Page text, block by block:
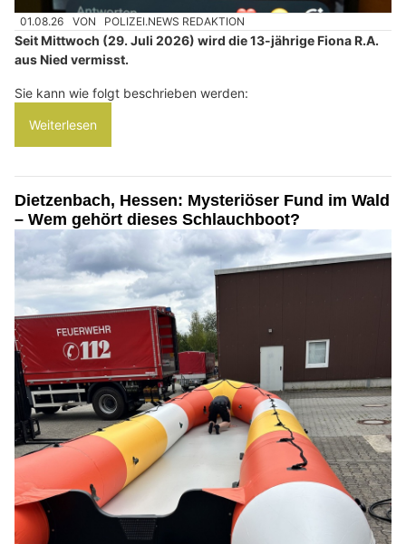
01.08.26 VON POLIZEI.NEWS REDAKTION
Seit Mittwoch (29. Juli 2026) wird die 13-jährige Fiona R.A.
aus Nied vermisst.
Sie kann wie folgt beschrieben werden:
Weiterlesen
Dietzenbach, Hessen: Mysteriöser Fund im Wald
– Wem gehört dieses Schlauchboot?